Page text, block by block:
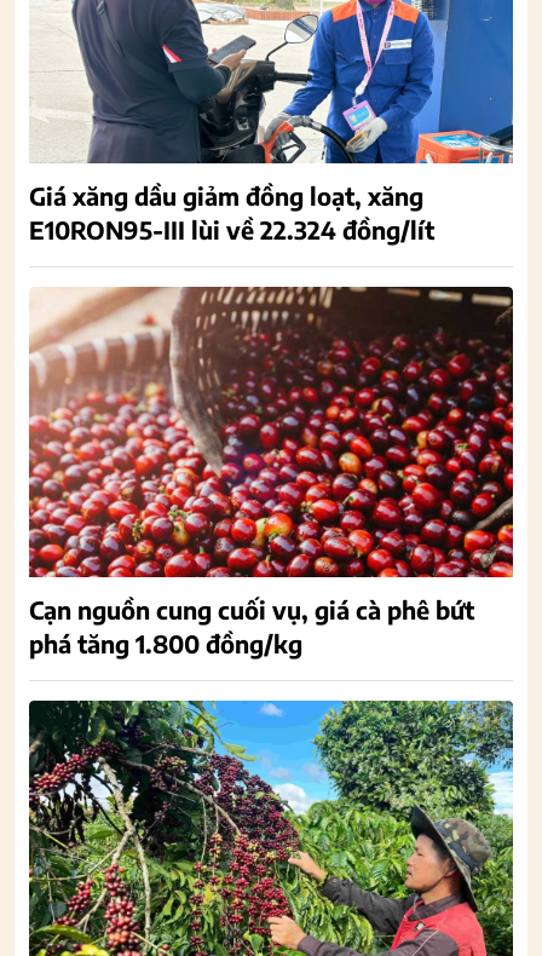
Giá xăng dầu giảm đồng loạt, xăng
E10RON95-III lùi về 22.324 đồng/lít
Cạn nguồn cung cuối vụ, giá cà phê bứt
phá tăng 1.800 đồng/kg